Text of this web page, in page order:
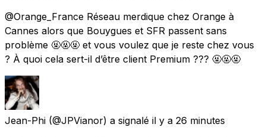
@Orange_France Réseau merdique chez Orange à
Cannes alors que Bouygues et SFR passent sans
problème 🤬🤬🤬 et vous voulez que je reste chez vous
? À quoi cela sert-il d’être client Premium ??? 🤬🤬🤬
Jean-Phi (@JPVianor) a signalé il y a 26 minutes